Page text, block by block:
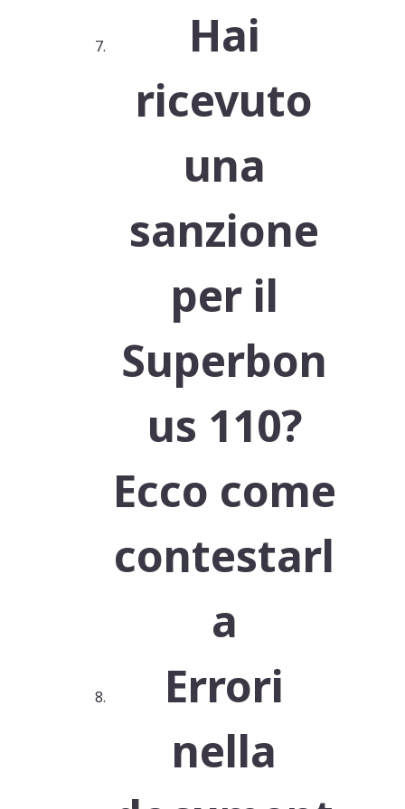
Hai
ricevuto
una
sanzione
per il
Superbon
us 110?
Ecco come
contestarl
a
Errori
nella